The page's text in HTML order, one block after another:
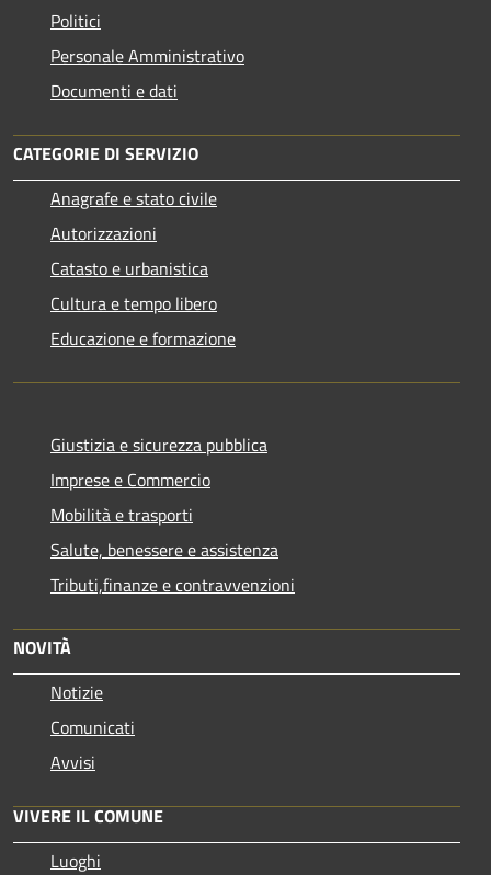
Politici
Personale Amministrativo
Documenti e dati
CATEGORIE DI SERVIZIO
Anagrafe e stato civile
Autorizzazioni
Catasto e urbanistica
Cultura e tempo libero
Educazione e formazione
Giustizia e sicurezza pubblica
Imprese e Commercio
Mobilità e trasporti
Salute, benessere e assistenza
Tributi,finanze e contravvenzioni
NOVITÀ
Notizie
Comunicati
Avvisi
VIVERE IL COMUNE
Luoghi